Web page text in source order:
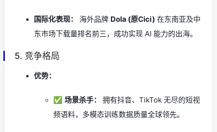
国际化表现： 海外品牌 Dola (原Cici) 在东南亚及中
东市场下载量排名前三，成功实现 AI 能力的出海。
5. 竞争格局
优势：
✅ 场景杀手：
拥有抖音、TikTok 无尽的短视
频语料，多模态训练数据质量全球领先。